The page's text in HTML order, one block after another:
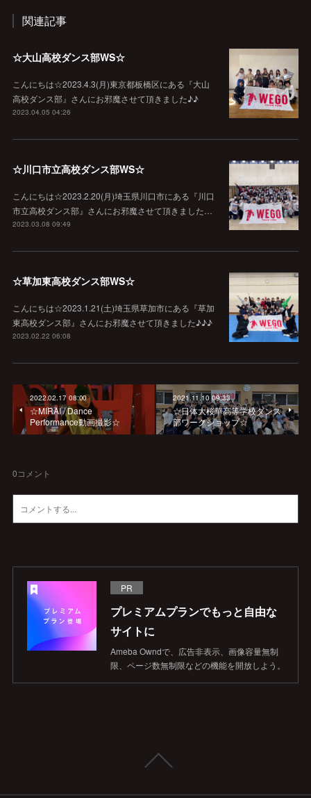
関連記事
☆大山高校ダンス部WS☆
こんにちは☆2023.4.3(月)東京都板橋区にある『大山
高校ダンス部』さんにお邪魔させて頂きました♪♪
2023.04.05 04:26
☆川口市立高校ダンス部WS☆
こんにちは☆2023.2.20(月)埼玉県川口市にある『川口
市立高校ダンス部』さんにお邪魔させて頂きました…
2023.03.08 09:49
☆草加東高校ダンス部WS☆
こんにちは☆2023.1.21(土)埼玉県草加市にある『草加
東高校ダンス部』さんにお邪魔させて頂きました♪♪♪
2023.02.22 06:08
2022.02.17 08:00
☆MIRAI / Dance
Performance動画撮影☆
2021.11.10 09:33
☆日体大桜華高等学校ダンス
部ワークショップ☆
0コメント
PR
プレミアムプランでもっと自由な
サイトに
Ameba Owndで、広告非表示、画像容量無制
限、ページ数無制限などの機能を開放しよう。